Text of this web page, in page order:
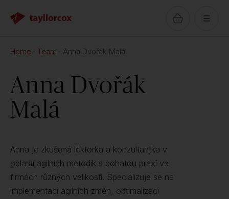
Home Team Anna Dvořák Malá
Anna Dvořák
Malá
Anna je zkušená lektorka a konzultantka v
oblasti agilních metodik s bohatou praxí ve
firmách různých velikostí. Specializuje se na
implementaci agilních změn, optimalizaci